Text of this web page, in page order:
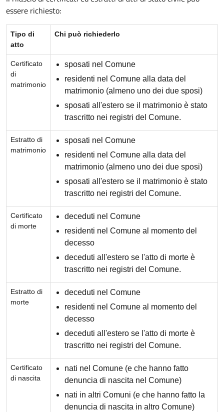
essere richiesto:
Tipo di
atto
Chi può richiederlo
Certificato
di
matrimonio
sposati nel Comune
residenti nel Comune alla data del
matrimonio (almeno uno dei due sposi)
sposati all'estero se il matrimonio è stato
trascritto nei registri del Comune.
Estratto di
matrimonio
sposati nel Comune
residenti nel Comune alla data del
matrimonio (almeno uno dei due sposi)
sposati all'estero se il matrimonio è stato
trascritto nei registri del Comune.
Certificato
di morte
deceduti nel Comune
residenti nel Comune al momento del
decesso
deceduti all'estero se l'atto di morte è
trascritto nei registri del Comune.
Estratto di
morte
deceduti nel Comune
residenti nel Comune al momento del
decesso
deceduti all'estero se l'atto di morte è
trascritto nei registri del Comune.
Certificato
di nascita
nati nel Comune (e che hanno fatto
denuncia di nascita nel Comune)
nati in altri Comuni (e che hanno fatto la
denuncia di nascita in altro Comune)